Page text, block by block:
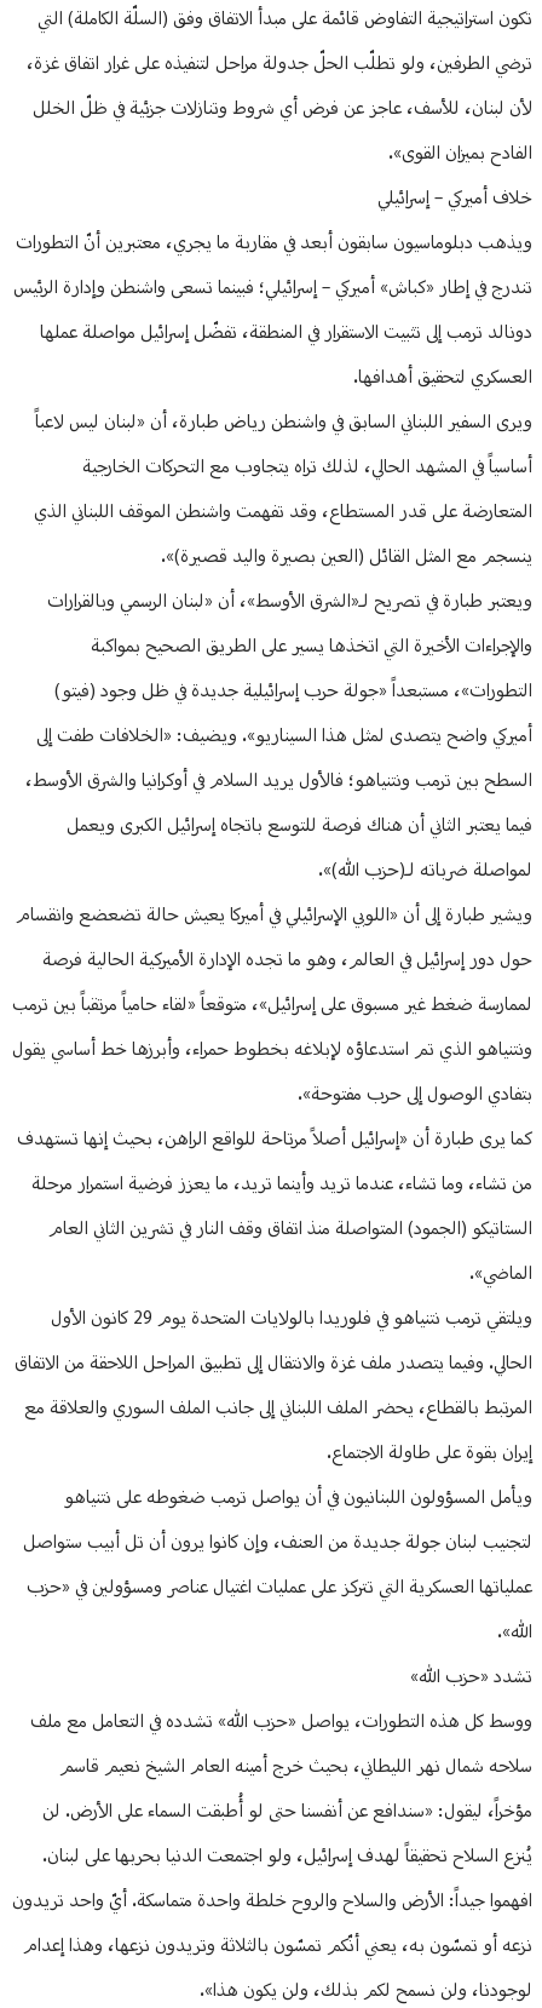
تكون استراتيجية التفاوض قائمة على مبدأ الاتفاق وفق (السلّة الكاملة) التي
ترضي الطرفين، ولو تطلّب الحلّ جدولة مراحل لتنفيذه على غرار اتفاق غزة،
لأن لبنان، للأسف، عاجز عن فرض أي شروط وتنازلات جزئية في ظلّ الخلل
الفادح بميزان القوى».
خلاف أميركي – إسرائيلي
ويذهب دبلوماسيون سابقون أبعد في مقاربة ما يجري، معتبرين أنّ التطورات
تندرج في إطار «كباش» أميركي – إسرائيلي؛ فبينما تسعى واشنطن وإدارة الرئيس
دونالد ترمب إلى تثبيت الاستقرار في المنطقة، تفضّل إسرائيل مواصلة عملها
العسكري لتحقيق أهدافها.
ويرى السفير اللبناني السابق في واشنطن رياض طبارة، أن «لبنان ليس لاعباً
أساسياً في المشهد الحالي، لذلك تراه يتجاوب مع التحركات الخارجية
المتعارضة على قدر المستطاع، وقد تفهمت واشنطن الموقف اللبناني الذي
ينسجم مع المثل القائل (العين بصيرة واليد قصيرة)».
ويعتبر طبارة في تصريح لـ«الشرق الأوسط»، أن «لبنان الرسمي وبالقرارات
والإجراءات الأخيرة التي اتخذها يسير على الطريق الصحيح بمواكبة
التطورات»، مستبعداً «جولة حرب إسرائيلية جديدة في ظل وجود (فيتو)
أميركي واضح يتصدى لمثل هذا السيناريو». ويضيف: «الخلافات طفت إلى
السطح بين ترمب ونتنياهو؛ فالأول يريد السلام في أوكرانيا والشرق الأوسط،
فيما يعتبر الثاني أن هناك فرصة للتوسع باتجاه إسرائيل الكبرى ويعمل
لمواصلة ضرباته لـ(حزب الله)».
ويشير طبارة إلى أن «اللوبي الإسرائيلي في أميركا يعيش حالة تضعضع وانقسام
حول دور إسرائيل في العالم، وهو ما تجده الإدارة الأميركية الحالية فرصة
لممارسة ضغط غير مسبوق على إسرائيل»، متوقعاً «لقاء حامياً مرتقباً بين ترمب
ونتنياهو الذي تم استدعاؤه لإبلاغه بخطوط حمراء، وأبرزها خط أساسي يقول
بتفادي الوصول إلى حرب مفتوحة».
كما يرى طبارة أن «إسرائيل أصلاً مرتاحة للواقع الراهن، بحيث إنها تستهدف
من تشاء، وما تشاء، عندما تريد وأينما تريد، ما يعزز فرضية استمرار مرحلة
الستاتيكو (الجمود) المتواصلة منذ اتفاق وقف النار في تشرين الثاني العام
الماضي».
ويلتقي ترمب نتنياهو في فلوريدا بالولايات المتحدة يوم 29 كانون الأول
الحالي. وفيما يتصدر ملف غزة والانتقال إلى تطبيق المراحل اللاحقة من الاتفاق
المرتبط بالقطاع، يحضر الملف اللبناني إلى جانب الملف السوري والعلاقة مع
إيران بقوة على طاولة الاجتماع.
ويأمل المسؤولون اللبنانيون في أن يواصل ترمب ضغوطه على نتنياهو
لتجنيب لبنان جولة جديدة من العنف، وإن كانوا يرون أن تل أبيب ستواصل
عملياتها العسكرية التي تتركز على عمليات اغتيال عناصر ومسؤولين في «حزب
الله».
تشدد «حزب الله»
ووسط كل هذه التطورات، يواصل «حزب الله» تشدده في التعامل مع ملف
سلاحه شمال نهر الليطاني، بحيث خرج أمينه العام الشيخ نعيم قاسم
مؤخراً، ليقول: «سندافع عن أنفسنا حتى لو أُطبقت السماء على الأرض. لن
يُنزع السلاح تحقيقاً لهدف إسرائيل، ولو اجتمعت الدنيا بحربها على لبنان.
افهموا جيداً: الأرض والسلاح والروح خلطة واحدة متماسكة. أيّ واحد تريدون
نزعه أو تمسّون به، يعني أنّكم تمسّون بالثلاثة وتريدون نزعها، وهذا إعدام
لوجودنا، ولن نسمح لكم بذلك، ولن يكون هذا».